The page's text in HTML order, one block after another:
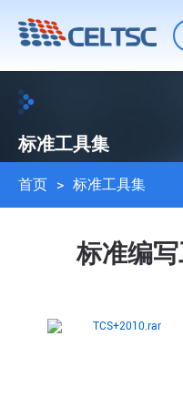
标准工具集
首页 > 标准工具集
标准编写
TCS+2010.rar